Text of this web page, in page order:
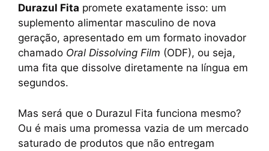
Durazul Fita promete exatamente isso: um
suplemento alimentar masculino de nova
geração, apresentado em um formato inovador
chamado Oral Dissolving Film (ODF), ou seja,
uma fita que dissolve diretamente na língua em
segundos.
Mas será que o Durazul Fita funciona mesmo?
Ou é mais uma promessa vazia de um mercado
saturado de produtos que não entregam